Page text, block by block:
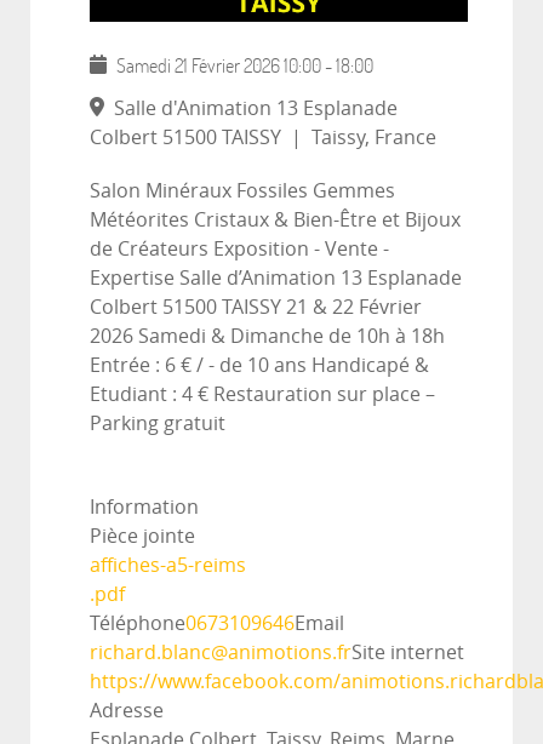
Samedi 21 Février 202610:00 -18:00
Salle d'Animation 13 Esplanade
Colbert 51500 TAISSY
| Taissy, France
Salon Minéraux Fossiles Gemmes
Météorites Cristaux & Bien-Être et Bijoux
de Créateurs Exposition - Vente -
Expertise Salle d’Animation 13 Esplanade
Colbert 51500 TAISSY 21 & 22 Février
2026 Samedi & Dimanche de 10h à 18h
Entrée : 6 € / - de 10 ans Handicapé &
Etudiant : 4 € Restauration sur place –
Parking gratuit
Information
Pièce jointe
affiches-a5-reims
.pdf
Téléphone0673109646Email
richard.blanc@animotions.frSite internet
https://www.facebook.com/
Adresse